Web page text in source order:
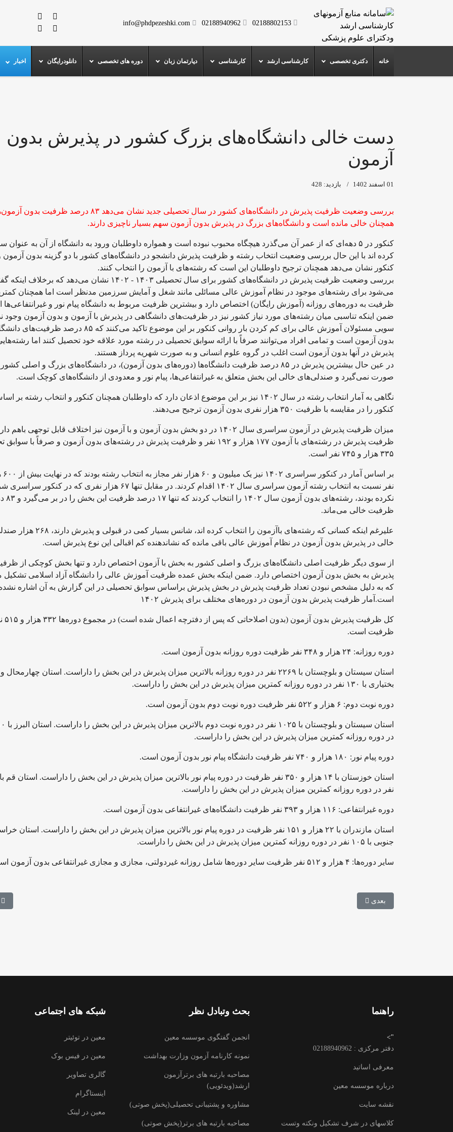
02188802153
02188940962
info@phdpezeshki.com
خانه دکتری تخصصی کارشناسی ارشد کارشناسی دپارتمان زبان دوره های تخصصی دانلودرایگان اخبار
دست خالی دانشگاه‌های بزرگ کشور در پذیرش بدون
آزمون
01 اسفند 1402 بازدید: 428
بررسی وضعیت ظرفیت پذیرش در دانشگاه‌های کشور در سال تحصیلی جدید نشان می‌دهد ۸۳ درصد ظرفیت بدون
همچنان خالی مانده است و دانشگاه‌های بزرگ در پذیرش بدون آزمون سهم بسیار ناچیزی دارند.
کنکور در ۵ دهه‌ای که از عمر آن می‌گذرد هیچگاه محبوب نبوده است و همواره داوطلبان ورود به دانشگاه از آن به عنوان
کرده اند با این حال بررسی وضعیت انتخاب رشته و ظرفیت پذیرش دانشجو در دانشگاه‌های کشور با دو گزینه بدون آزمون
کنکور نشان می‌دهد همچنان ترجیح داوطلبان این است که رشته‌های با آزمون را انتخاب کنند.
بررسی وضعیت ظرفیت پذیرش در دانشگاه‌های کشور برای سال تحصیلی ۱۴۰۳ - ۱۴۰۲ نشان می‌دهد که برخلاف
می‌شود برای رشته‌های موجود در نظام آموزش عالی مسائلی مانند شغل و آمایش سرزمین مدنظر است اما همچنان
ظرفیت به دوره‌های روزانه (آموزش رایگان) اختصاص دارد و بیشترین ظرفیت مربوط به دانشگاه پیام نور و
ضمن اینکه تناسبی میان رشته‌های مورد نیاز کشور نیز در ظرفیت‌های دانشگاهی در پذیرش با آزمون و بدون آزمون وجود
سویی مسئولان آموزش عالی برای کم کردن بار روانی کنکور بر این موضوع تاکید می‌کنند که ۸۵ درصد
بدون آزمون است و تمامی افراد می‌توانند صرفاً با ارائه سوابق تحصیلی در رشته مورد علاقه خود تحصیل کنند اما
پذیرش در آنها بدون آزمون است اغلب در گروه علوم انسانی و به صورت شهریه پرداز هستند.
در عین حال بیشترین پذیرش در ۸۵ درصد ظرفیت دانشگاه‌ها (دوره‌های بدون آزمون)، در دانشگاه‌های بزرگ و اصلی کشور
صورت نمی‌گیرد و صندلی‌های خالی این بخش متعلق به غیرانتفاعی‌ها، پیام نور و معدودی از دانشگاه‌های کوچک است.
نگاهی به آمار انتخاب رشته در سال ۱۴۰۲ نیز بر این موضوع اذعان دارد که داوطلبان همچنان کنکور و انتخاب رشته بر
کنکور را در مقایسه با ظرفیت ۳۵۰ هزار نفری بدون آزمون ترجیح می‌دهند.
میزان ظرفیت پذیرش در آزمون سراسری سال ۱۴۰۲ در دو بخش بدون آزمون و با آزمون نیز اختلاف قابل توجهی باهم
ظرفیت پذیرش در رشته‌های با آزمون ۱۷۷ هزار و ۱۹۲ نفر و ظرفیت پذیرش در رشته‌های بدون آزمون و صرفاً با
۳۳۵ هزار و ۷۴۵ نفر است.
بر
نفر نسبت به انتخاب رشته آزمون سراسری سال ۱۴۰۲ اقدام کردند. در مقابل تنها ۶۷ هزار نفری که در
نکرده بودند،
ظرفیت خالی می‌ماند.
علیرغم اینکه کسانی که رشته‌های باآزمون را انتخاب کرده اند، شانس بسیار کمی در قبولی و پذیرش
خالی در پذیرش بدون آزمون در نظام آموزش عالی باقی مانده که نشاندهنده کم اقبالی این نوع پذیرش است.
از سوی دیگر ظرفیت اصلی دانشگاه‌های بزرگ و اصلی کشور به بخش با آزمون اختصاص دارد و تنها بخش کوچکی از
پذیرش به بخش بدون آزمون اختصاص دارد. ضمن اینکه بخش عمده ظرفیت آموزش عالی را دانشگاه آزاد اسلامی تشکیل
که به دلیل مشخص نبودن تعداد ظرفیت پذیرش در بخش پذیرش براساس سوابق تحصیلی در این گزارش به آن اشاره
است.آمار ظرفیت پذیرش بدون آزمون در دوره‌های مختلف برای پذیرش ۱۴۰۲
کل ظرفیت پذیرش
ظرفیت است.
دوره روزانه: ۲۴ هزار و ۳۴۸ نفر ظرفیت دوره روزانه بدون آزمون است.
استان سیستان و بلوچستان با ۲۲۶۹ نفر در دوره روزانه بالاترین میزان پذیرش در این بخش را داراست. استان چهارمحال و
بختیاری با ۱۳۰ نفر در دوره روزانه کمترین میزان پذیرش در این بخش را داراست.
دوره نوبت دوم: ۶ هزار و ۵۲۲ نفر ظرفیت دوره نوبت دوم بدون آزمون است.
در دوره روزانه کمترین میزان پذیرش در این بخش را داراست.
دوره پیام نور: ۱۸۰ هزار و ۷۴۰ نفر ظرفیت دانشگاه پیام نور بدون آزمون است.
نفر در دوره روزانه کمترین میزان پذیرش در این بخش را داراست.
دوره غیرانتفاعی: ۱۱۶ هزار و ۳۹۳ نفر ظرفیت دانشگاه‌های غیرانتفاعی بدون آزمون است.
استان مازندران با ۲۲ هزار و ۱۵۱ نفر ظرفیت در دوره پیام نور بالاترین میزان پذیرش در این بخش را داراست. استان
جنوبی با ۱۰۵ نفر در دوره روزانه کمترین میزان پذیرش در این بخش را داراست.
سایر دوره‌ها: ۴ هزار و ۵۱۲ نفر ظرفیت سایر دوره‌ها شامل روزانه غیردولتی، مجازی و مجازی غیرانتفاعی بدون آزمون است.
مطلب بعدی: همکاری پلیس با بنیاد ملی نخبگان برای جلوگیری از مهاجرت سازمان یافته نخبگان
بعدی
راهنما
">
دفتر مرکزی : 02188940962
معرفی اساتید
درباره موسسه معین
نقشه سایت
کلاسهای در شرف تشکیل ونکته وتست
بحث وتبادل نظر
انجمن گفتگوی موسسه معین
نمونه کارنامه آزمون وزارت بهداشت
مصاحبه بارتبه های برترآزمون
ارشد(ویدئویی)
مشاوره و پشتیبانی تحصیلی(پخش صوتی)
مصاحبه بارتبه های برتر(پخش صوتی)
شبکه های اجتماعی
معین در توئیتر
معین در فیس بوک
گالری تصاویر
اینستاگرام
معین در لینک